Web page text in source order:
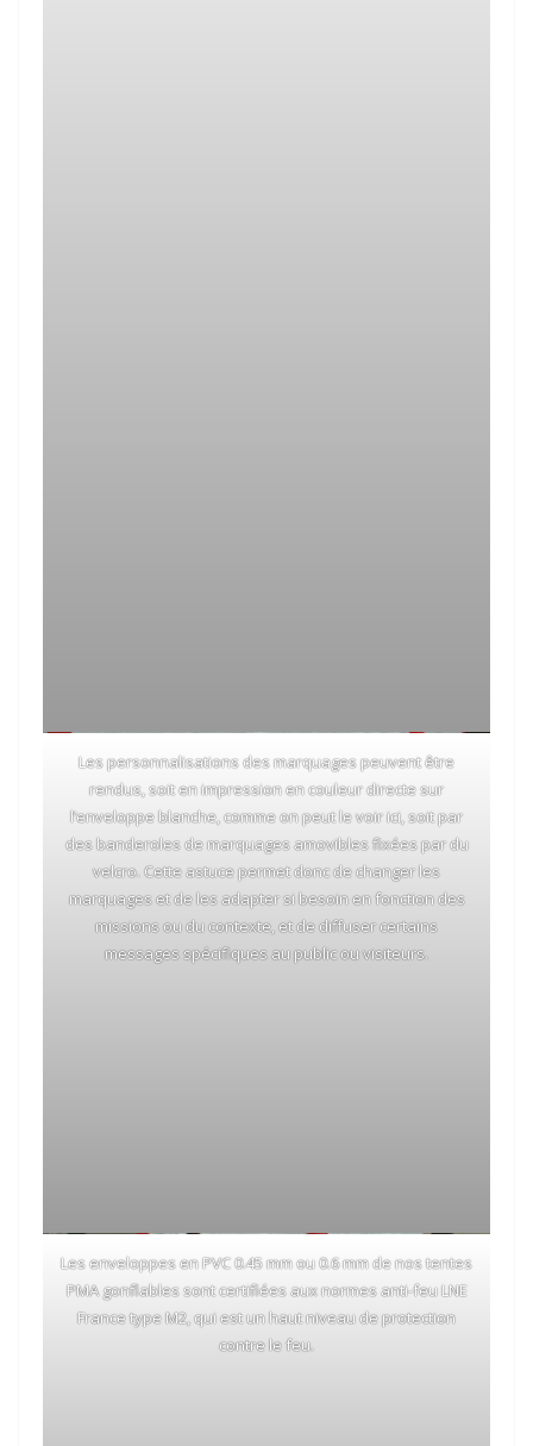
Les personnalisations des marquages peuvent être
rendus, soit en impression en couleur directe sur
l’enveloppe blanche, comme on peut le voir ici, soit par
des banderoles de marquages amovibles fixées par du
velcro. Cette astuce permet donc de changer les
marquages et de les adapter si besoin en fonction des
missions ou du contexte, et de diffuser certains
messages spécifiques au public ou visiteurs.
Les enveloppes en PVC 0.45 mm ou 0.6 mm de nos tentes
PMA gonflables sont certifiées aux normes anti-feu LNE
France type M2, qui est un haut niveau de protection
contre le feu.